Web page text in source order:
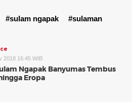
#sulam ngapak #sulaman
2018 16:45 WIB
Ngapak Banyumas Tembus
Eropa